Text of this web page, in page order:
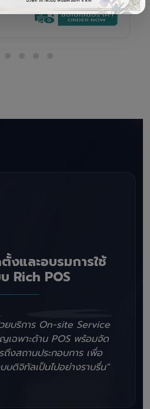
งและอบรมการใช้
Rich POS
ยบริการ On-site Service
เฉพาะด้าน POS พร้อมจัด
งสถานประกอบการ เพื่อ
บดิจิทัลเป็นไปอย่างราบรื่น"